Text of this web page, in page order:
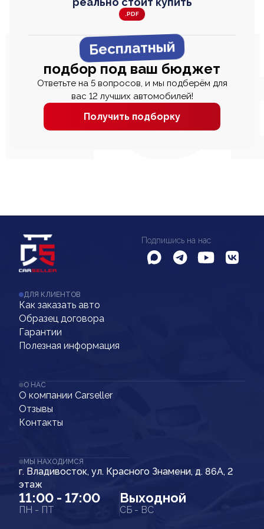
.PDF
Бесплатный
подбор под ваш бюджет
Ответьте на 5 вопросов, и мы подберём для
вас 12 лучших автомобилей!
Получить подборку
Подпишись на нас
ДЛЯ КЛИЕНТОВ
Как заказать авто
Образец договора
Гарантии
Полезная информация
О НАС
О компании Carseller
Отзывы
Контакты
МЫ НАХОДИМСЯ
г. Владивосток, ул. Красного Знамени, д. 86А, 2
этаж
11:00 - 17:00
ПН - ПТ
Выходной
СБ - ВС